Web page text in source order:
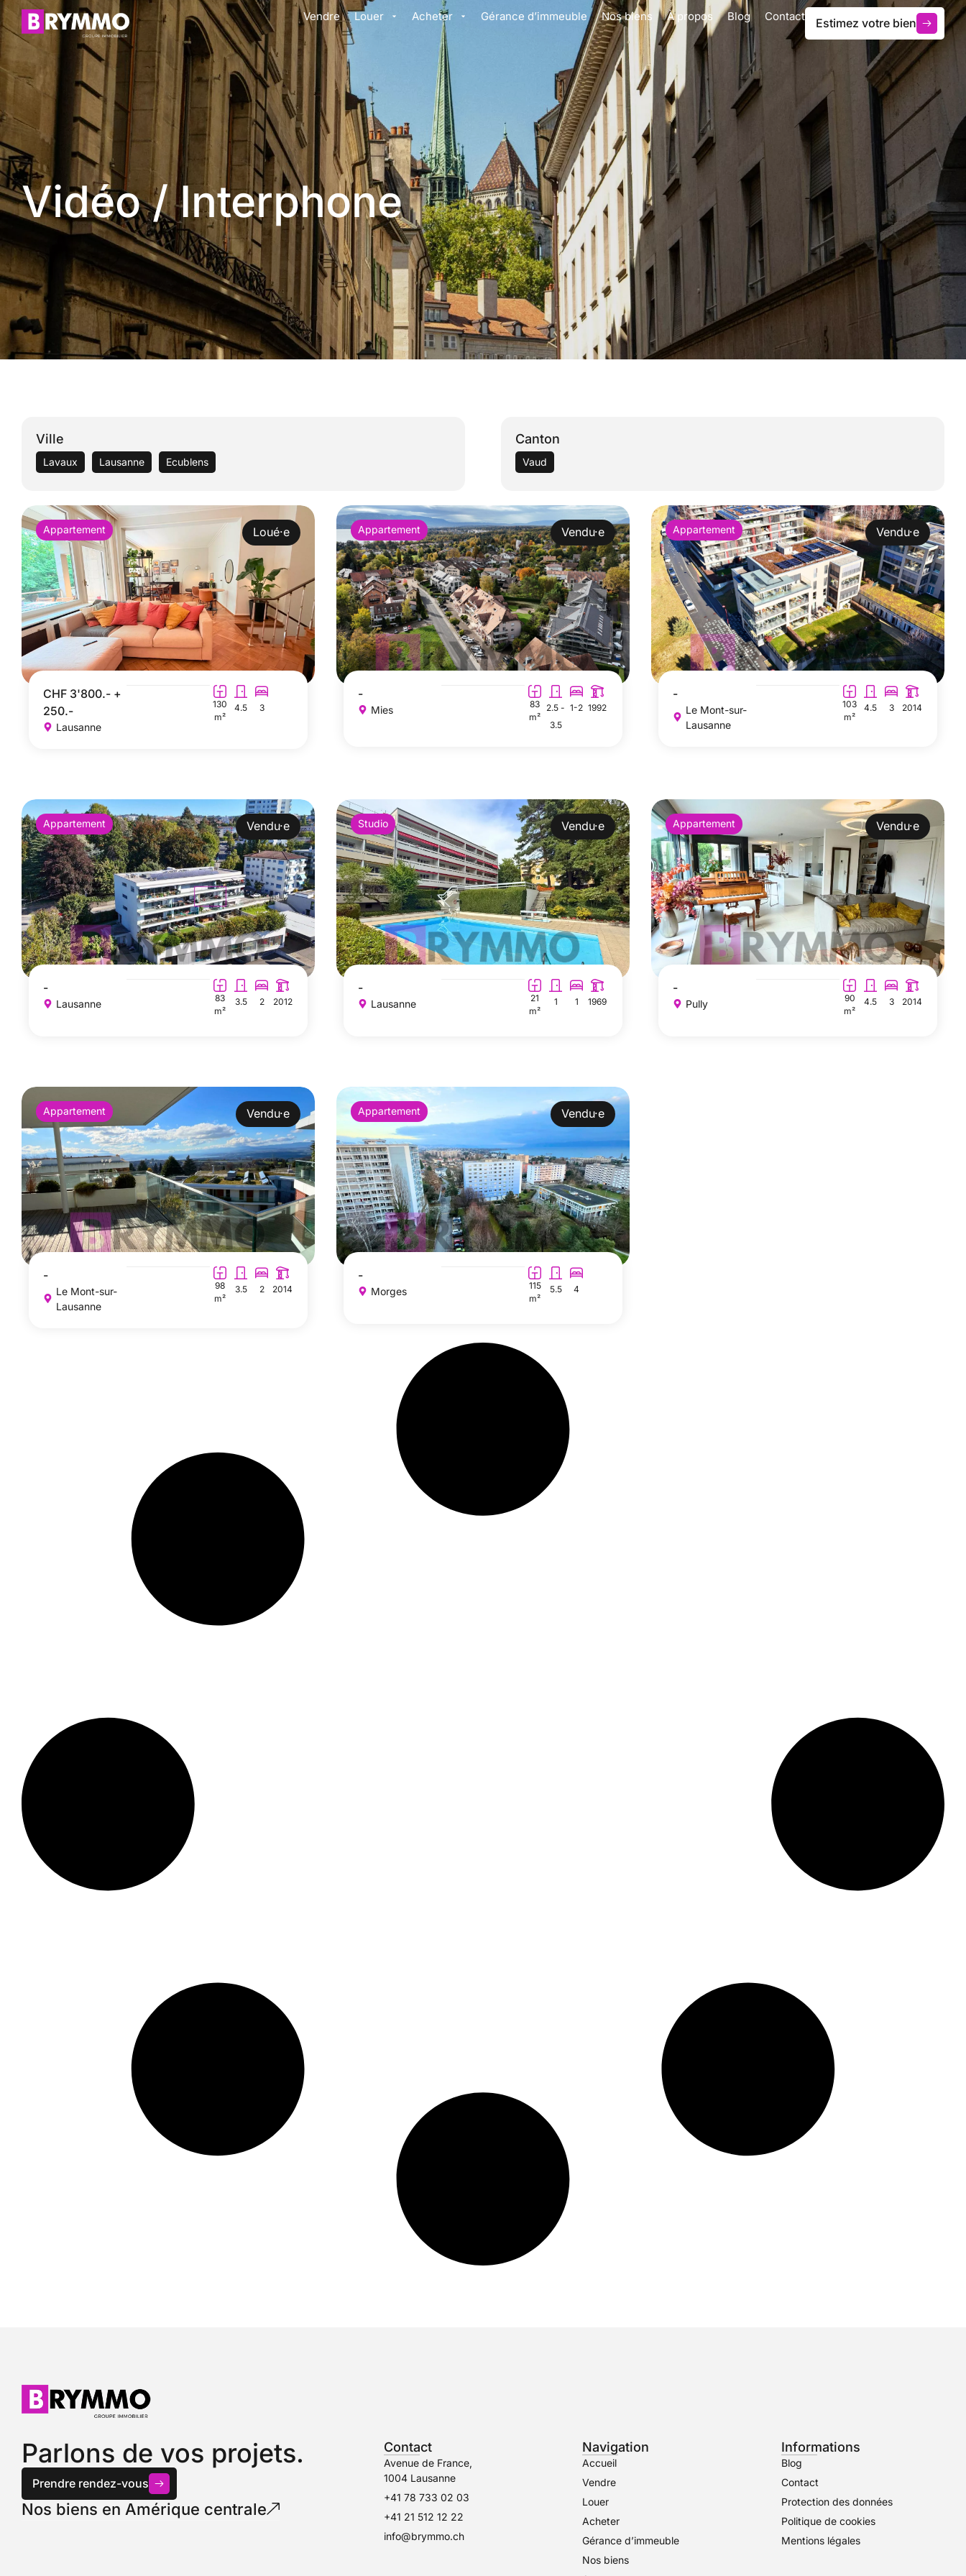
Vendre Louer Acheter Gérance d’immeuble Nos biens À propos Blog Contact Estimez votre bien
Vidéo / Interphone
Ville
Lavaux Lausanne Ecublens
Canton
Vaud
Appartement Loué·e
CHF 3'800.- +
250.-
Lausanne
130
m²
4.5 3
Appartement Vendu·e
-
Mies
83
m²
2.5 -
3.5
1-2 1992
Appartement Vendu·e
-
Le Mont-sur-
Lausanne
103
m²
4.5 3 2014
Appartement Vendu·e
-
Lausanne
83
m²
3.5 2 2012
Studio Vendu·e
-
Lausanne
21
m²
1 1 1969
Appartement Vendu·e
-
Pully
90
m²
4.5 3 2014
Appartement Vendu·e
-
Le Mont-sur-
Lausanne
98
m²
3.5 2 2014
Appartement Vendu·e
-
Morges
115
m²
5.5 4
Parlons de vos projets.
Prendre rendez-vous
Nos biens en Amérique centrale
Contact
Avenue de France,
1004 Lausanne
+41 78 733 02 03
+41 21 512 12 22
info@brymmo.ch
Navigation
Accueil
Vendre
Louer
Acheter
Gérance d’immeuble
Nos biens
Informations
Blog
Contact
Protection des données
Politique de cookies
Mentions légales